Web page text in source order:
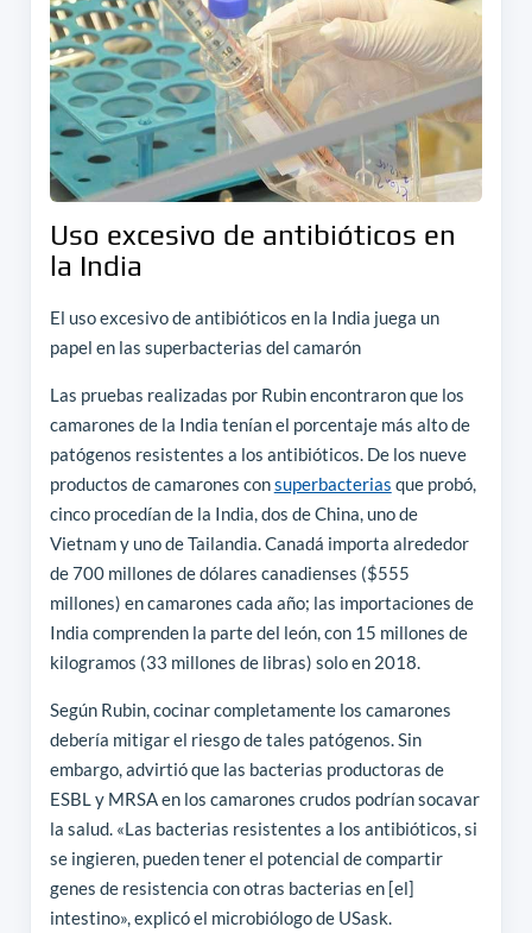
Uso excesivo de antibióticos en
la India
El uso excesivo de antibióticos en la India juega un
papel en las superbacterias del camarón
Las pruebas realizadas por Rubin encontraron que los
camarones de la India tenían el porcentaje más alto de
patógenos resistentes a los antibióticos. De los nueve
productos de camarones consuperbacterias que probó,
cinco procedían de la India, dos de China, uno de
Vietnam y uno de Tailandia. Canadá importa alrededor
de 700 millones de dólares canadienses ($555
millones) en camarones cada año; las importaciones de
India comprenden la parte del león, con 15 millones de
kilogramos (33 millones de libras) solo en 2018.
Según Rubin, cocinar completamente los camarones
debería mitigar el riesgo de tales patógenos. Sin
embargo, advirtió que las bacterias productoras de
ESBL y MRSA en los camarones crudos podrían socavar
la salud. «Las bacterias resistentes a los antibióticos, si
se ingieren, pueden tener el potencial de compartir
genes de resistencia con otras bacterias en [el]
intestino», explicó el microbiólogo de USask.